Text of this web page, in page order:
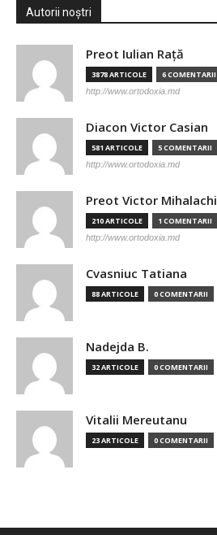
Autorii noștri
Preot Iulian Raţă
3878 ARTICOLE 6 COMENTARII
http://www.ortodoxia.md
Diacon Victor Casian
581 ARTICOLE 5 COMENTARII
http://www.ortodoxia.md
Preot Victor Mihalachi
210 ARTICOLE 1 COMENTARII
http://www.ortodoxia.md
Cvasniuc Tatiana
88 ARTICOLE 0 COMENTARII
Nadejda B.
32 ARTICOLE 0 COMENTARII
Vitalii Mereutanu
23 ARTICOLE 0 COMENTARII